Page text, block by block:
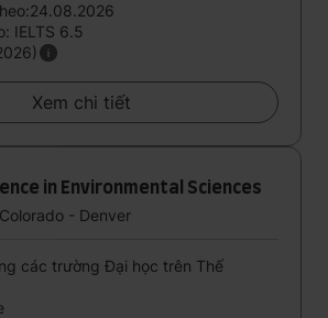
IELTS 6.5
Xem chi tiết
in Environmental Sciences
- Denver
các trường Đại học trên Thế